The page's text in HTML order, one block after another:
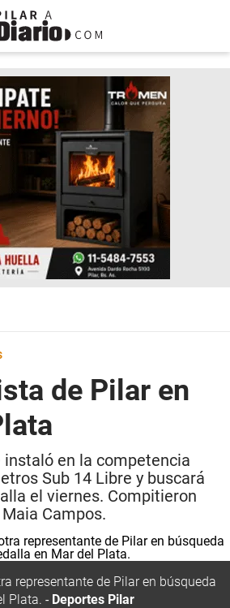
de Pilar en
instaló en la competencia
Sub 14 Libre y buscará
el viernes. Compitieron
Campos.
representante de Pilar en búsqueda
Plata.
Deportes Pilar